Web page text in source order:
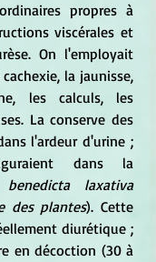
propres à
viscérales et
On l'employait
la jaunisse,
les calculs, les
La conserve des
l'ardeur d'urine ;
dans la
benedicta laxativa
des plantes). Cette
diurétique ;
en décoction (30 à